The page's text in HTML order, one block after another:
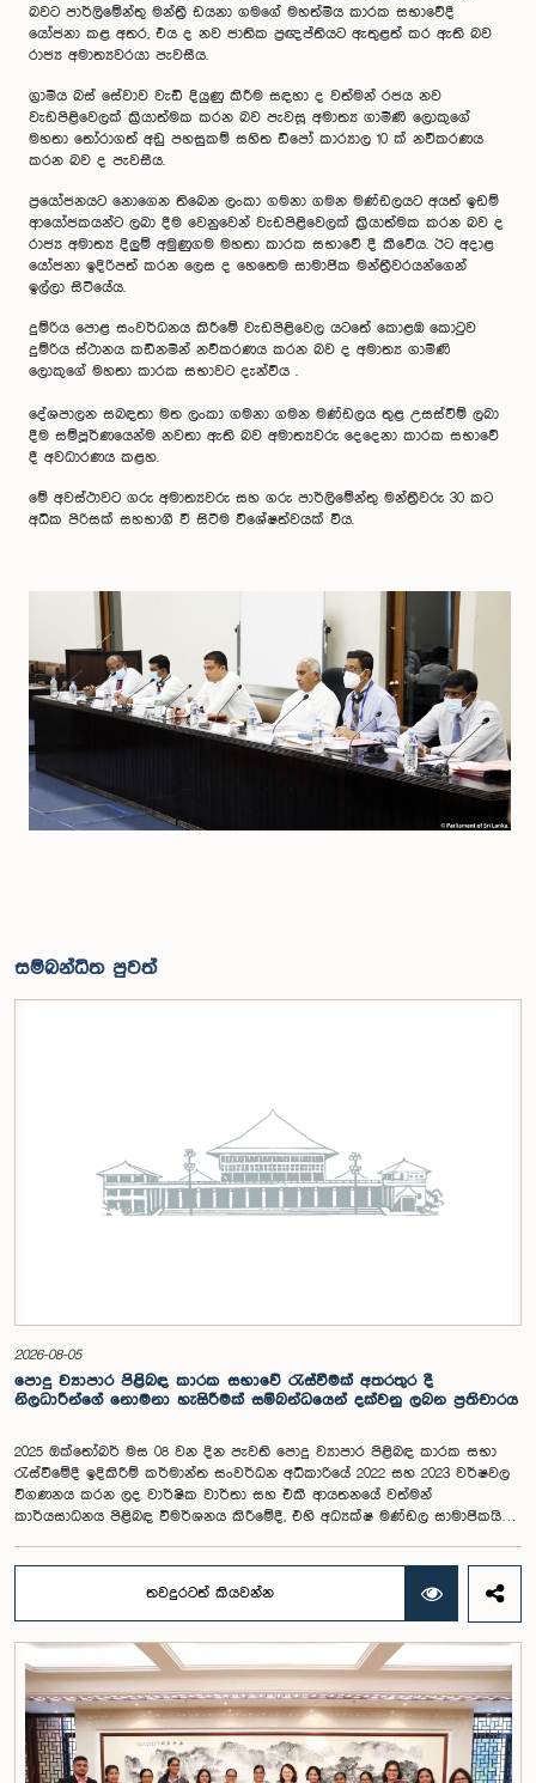
බවට පාර්ලිමේන්තු මන්ත්‍රී ඩයනා ගමගේ මහත්මිය කාරක සභාවේදී
යෝජනා කළ අතර, එය ද නව ජාතික ප්‍රඥප්තියට ඇතුළත් කර ඇති බව
රාජ්‍ය අමාත්‍යවරයා පැවසීය.
ග්‍රාමීය බස් සේවාව වැඩි දියුණු කිරීම සඳහා ද වත්මන් රජය නව
වැඩපිළිවෙලක් ක්‍රියාත්මක කරන බව පැවසූ අමාත්‍ය ගාමීණි ලොකුගේ
මහතා තෝරාගත් අඩු පහසුකම් සහිත ඩිපෝ කාර්‍යාල 10 ක් නවීකරණය
කරන බව ද පැවසීය.
ප්‍රයෝජනයට නොගෙන තිබෙන ලංකා ගමනා ගමන මණ්ඩලයට අයත් ඉඩම්
ආයෝජකයන්ට ලබා දීම වෙනුවෙන් වැඩපිළිවෙලක් ක්‍රියාත්මක කරන බව ද
රාජ්‍ය අමාත්‍ය දිලුම් අමුණුගම මහතා කාරක සභාවේ දී කීවේය. ඊට අදාළ
යෝජනා ඉදිරිපත් කරන ලෙස ද හෙතෙම සාමාජික මන්ත්‍රීවරයන්ගෙන්
ඉල්ලා සිටියේය.
දුම්රිය පොළ සංවර්ධනය කිරීමේ වැඩපිළිවෙල යටතේ කොළඹ කොටුව
දුම්රිය ස්ථානය කඩිනමින් නවීකරණය කරන බව ද අමාත්‍ය ගාමිණි
ලොකුගේ මහතා කාරක සභාවට දැන්වීය .
දේශපාලන සබඳතා මත ලංකා ගමනා ගමන මණ්ඩලය තුළ උසස්වීම් ලබා
දීම සම්පූර්ණයෙන්ම නවතා ඇති බව අමාත්‍යවරු දෙදෙනා කාරක සභාවේ
දී අවධාරණය කළහ.
මේ අවස්ථාවට ගරු අමාත්‍යවරු සහ ගරු පාර්ලිමේන්තු මන්ත්‍රීවරු 30 කට
අධික පිරිසක් සහභාගී වී සිටීම විශේෂත්වයක් විය.
සම්බන්ධිත පුවත්
2026-08-05
පොදු ව්‍යාපාර පිළිබඳ කාරක සභාවේ රැස්වීමක් අතරතුර දී
නිලධාරීන්ගේ නොමනා හැසිරීමක් සම්බන්ධයෙන් දක්වනු ලබන ප්‍රතිචාරය
2025 ඔක්තෝබර් මස 08 වන දින පැවති පොදු ව්‍යාපාර පිළිබඳ කාරක සභා
රැස්වීමේදී ඉදිකිරීම් කර්මාන්ත සංවර්ධන අධිකාරියේ 2022 සහ 2023 වර්ෂවල
විගණනය කරන ලද වාර්ෂික වාර්තා සහ එකී ආයතනයේ වත්මන්
කාර්යසාධනය පිළිබඳ විමර්ශනය කිරීමේදී, එහි අධ්‍යක්ෂ මණ්ඩල සාමාජිකයින්
නිලධාරීන් විසින් තම ඇඳුම් පැළඳුම් සම්බන්ධයෙන් පිළිපැදිය යුතු වන
නිර්නායකයන්ගෙන් බැහැරව, එකී අවස්ථාවට නුසුදුසු ආකාරයෙන් සැරසී
රැස්වීමට සහභාගී වී සිටි බව කාරක සභාව විසින් නිරීක්ෂණය කරන ලදී.
තවද, ඉහත කී නිලධාරීන් දෙදෙනාම පාර්ලිමේන්තු සම්ප්‍රදායට හා
ක්‍රියාපටිපාටියට පටහැනි අයුරින් සභාපතිවරයාගේ පූර්ව අවසරයකින් තොරව
කාරක සභා රැස්වීමෙන් බැහැර ගොස් ඇති බව ද කාරක සභාව විසින් සඳහන්
කරන ලදී. මෙම සිද්ධීන් සම්බන්ධයෙන් පොදු ව්‍යාපාර පිළිබඳ කාරක සභාවේ
සභාපතිවරයා විසින් මතු කරන ලද වරප්‍රසාද පිළිබඳ ගැටළුවට අනුව,
පාර්ලිමේන්තුවට අපහාස කිරීමේ චෝදනාව යටතේ එම නිලධාරීන් දෙදෙනා 2026
තවදුරටත් කියවන්න